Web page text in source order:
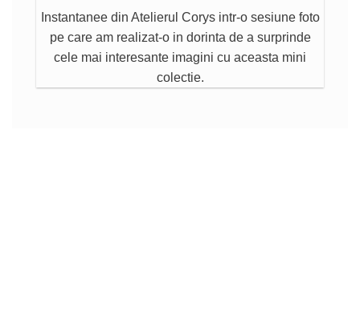
Instantanee din Atelierul Corys intr-o sesiune foto
pe care am realizat-o in dorinta de a surprinde
cele mai interesante imagini cu aceasta mini
colectie.